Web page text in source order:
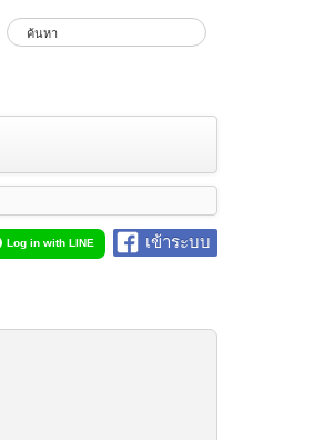
เข้าระบบ
Log in with LINE